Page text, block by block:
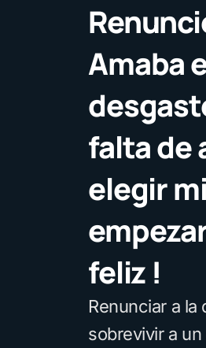
Amaba
falta de
elegir
feliz !
Renunciar a
sobrevivir a